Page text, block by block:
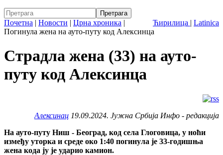
Ћирилица | Latinica
Почетна | Новости | Црна хроника |
Погинула жена на ауто-путу код Алексинца
Страдла жена (33) на ауто-
путу код Алексинца
Алексинац 19.09.2024. Јужна Србија Инфо - редакција
На ауто-путу Ниш - Београд, код села Глоговица, у ноћи
између уторка и среде око 1:40 погинула је 33-годишња
жена кода ју је ударио камион.